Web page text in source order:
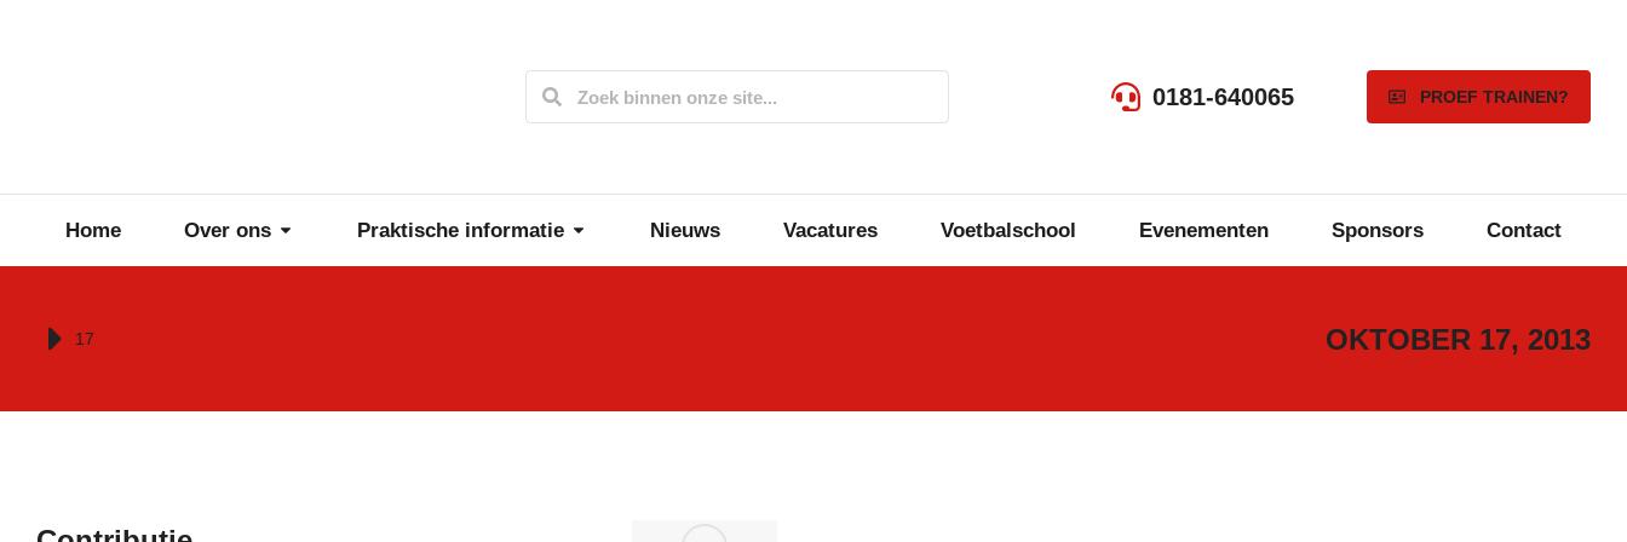
0181-640065 PROEF TRAINEN?
Home Over ons Praktische informatie Nieuws Vacatures Voetbalschool Evenementen Sponsors Contact
Je bent hier:
17 OKTOBER 17, 2013